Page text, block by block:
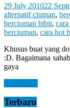
You
Feel
It
29 July 201022
alternatif ciuman,
berciuman bibir,
berciuman, cara hot
Khusus buat yang
:D. Bagaimana
gaya
Terbaru